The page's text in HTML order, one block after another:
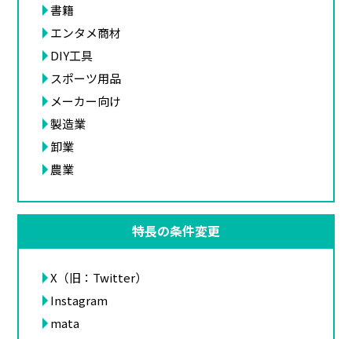
書籍
エンタメ商材
DIY工具
スポーツ用品
メーカー向け
製造業
卸業
農業
特長の条件変更
X（旧：Twitter）
Instagram
mata